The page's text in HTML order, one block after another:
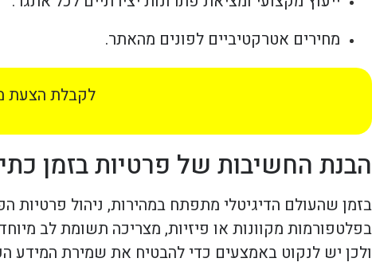
מחירים אטרקטיביים לפונים מהאתר.
לקבלת הצעת
הבנת החשיבות של פרטיות בזמן
בזמן שהעולם הדיגיטלי מתפתח במהירות, ניהול פרטיות
בפלטפורמות מקוונות או פיזיות, מצריכה תשומת לב
ולכן יש לנקוט באמצעים כדי להבטיח את שמירת המידע